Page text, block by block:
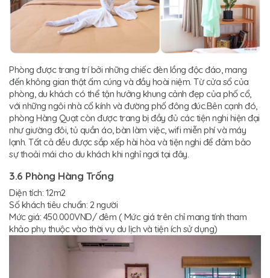
Phòng được trang trí bởi những chiếc đèn lồng độc đáo, mang
đến không gian thật ấm cúng và đầy hoài niệm. Từ cửa sổ của
phòng, du khách có thể tận hưởng khung cảnh đẹp của phố cổ,
với những ngôi nhà cổ kính và đường phố đông đúc.Bên cạnh đó,
phòng Hàng Quạt còn được trang bị đầy đủ các tiện nghi hiện đại
như giường đôi, tủ quần áo, bàn làm việc, wifi miễn phí và máy
lạnh. Tất cả đều được sắp xếp hài hòa và tiện nghi để đảm bảo
sự thoải mái cho du khách khi nghỉ ngơi tại đây.
3.6 Phòng Hàng Trống
Diện tích: 12m2
Số khách tiêu chuẩn: 2 người
Mức giá: 450.000VND/ đêm ( Mức giá trên chỉ mang tính tham
khảo phụ thuộc vào thời vụ du lịch và tiện ích sử dụng)